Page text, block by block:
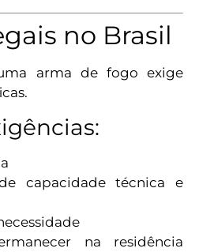
no Brasil
arma de fogo exige
capacidade técnica e
na residência